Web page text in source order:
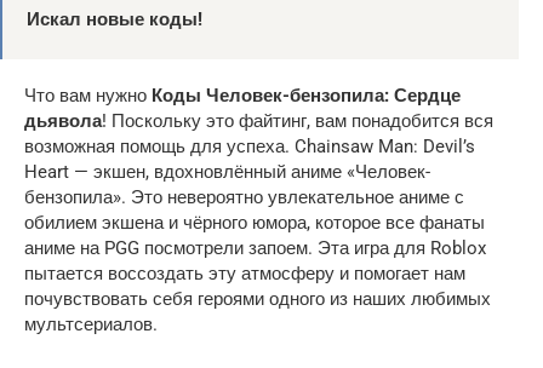
Искал новые коды!
Что вам нужно Коды Человек-бензопила: Сердце
дьявола! Поскольку это файтинг, вам понадобится вся
возможная помощь для успеха. Chainsaw Man: Devil’s
Heart — экшен, вдохновлённый аниме «Человек-
бензопила». Это невероятно увлекательное аниме с
обилием экшена и чёрного юмора, которое все фанаты
аниме на PGG посмотрели запоем. Эта игра для Roblox
пытается воссоздать эту атмосферу и помогает нам
почувствовать себя героями одного из наших любимых
мультсериалов.